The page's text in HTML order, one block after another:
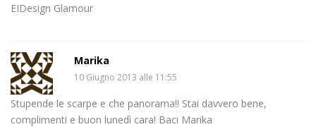
EIDesign Glamour
Marika
10 Giugno 2013 alle 11:55
Stupende le scarpe e che panorama!! Stai davvero bene,
complimenti e buon lunedì cara! Baci Marika